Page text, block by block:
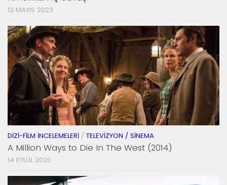
12 MAYIS 2023
DIZI-FILM İNCELEMELERI / TELEVIZYON / SINEMA
A Million Ways to Die In The West (2014)
14 EYLÜL 2020